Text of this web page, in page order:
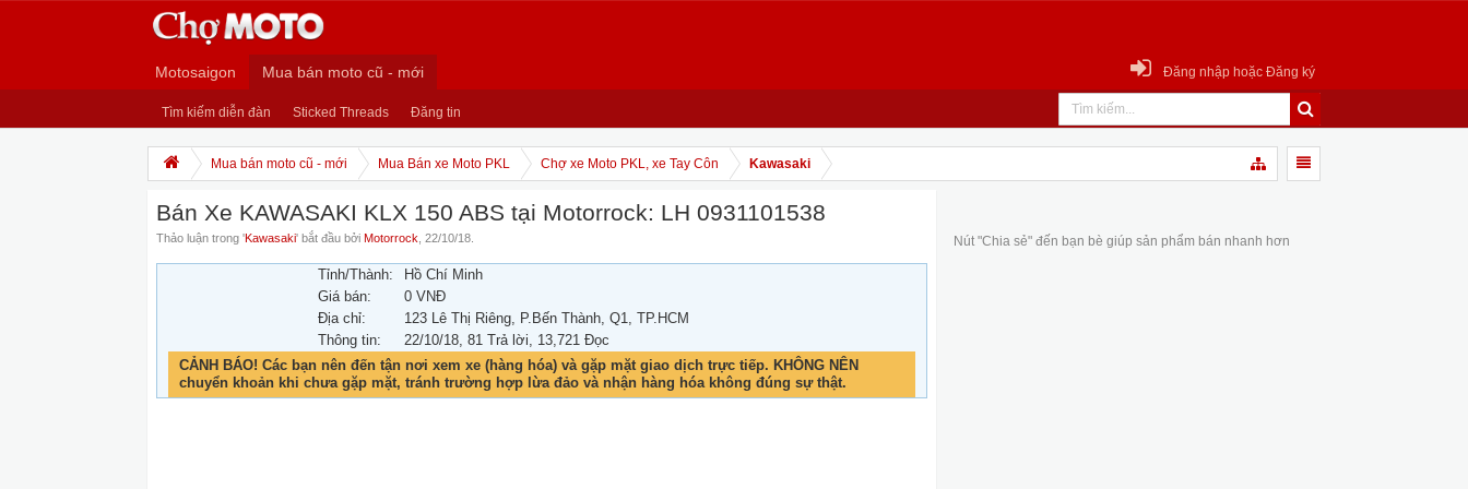
Motosaigon Mua bán moto cũ - mới
Tìm kiếm diễn đàn Sticked Threads Đăng tin
Đăng nhập hoặc Đăng ký
Mua bán moto cũ - mới Mua Bán xe Moto PKL Chợ xe Moto PKL, xe Tay Côn Kawasaki
Bán Xe KAWASAKI KLX 150 ABS tại Motorrock: LH 0931101538
Thảo luận trong 'Kawasaki' bắt đầu bởi Motorrock 22/10/18
Tỉnh/Thành:
Hồ Chí Minh
Giá bán:
0 VNĐ
Địa chỉ:
123 Lê Thị Riêng, P.Bến Thành, Q1, TP.HCM
Thông tin:
22/10/18, 81 Trả lời, 13,721 Đọc
CẢNH BÁO! Các bạn nên đến tận nơi xem xe (hàng hóa) và gặp mặt giao dịch trực tiếp. KHÔNG NÊN
chuyển khoản khi chưa gặp mặt, tránh trường hợp lừa đảo và nhận hàng hóa không đúng sự thật.
Nút "Chia sẻ" đến bạn bè giúp sản phẩm bán nhanh hơn